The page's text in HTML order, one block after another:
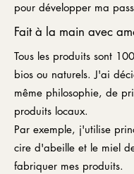
pour développer ma
Fait à la main avec
Tous les produits sont
bios ou naturels. J'ai
même philosophie, de
produits locaux.
Par exemple, j'utilise
cire d'abeille et le miel
fabriquer mes produits.